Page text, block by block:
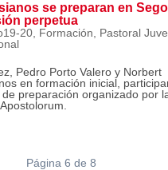
se preparan en
perpetua
20, Formación Pastoral
Pedro Porto Valero y Norbert
en formación inicial,
preparación organizado por
Página 6 de 8